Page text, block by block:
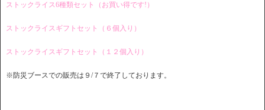
ストックライス6種類セット（お買い得です!）
ストックライスギフトセット（６個入り）
ストックライスギフトセット（１２個入り）
※防災ブースでの販売は９/７で終了しております。